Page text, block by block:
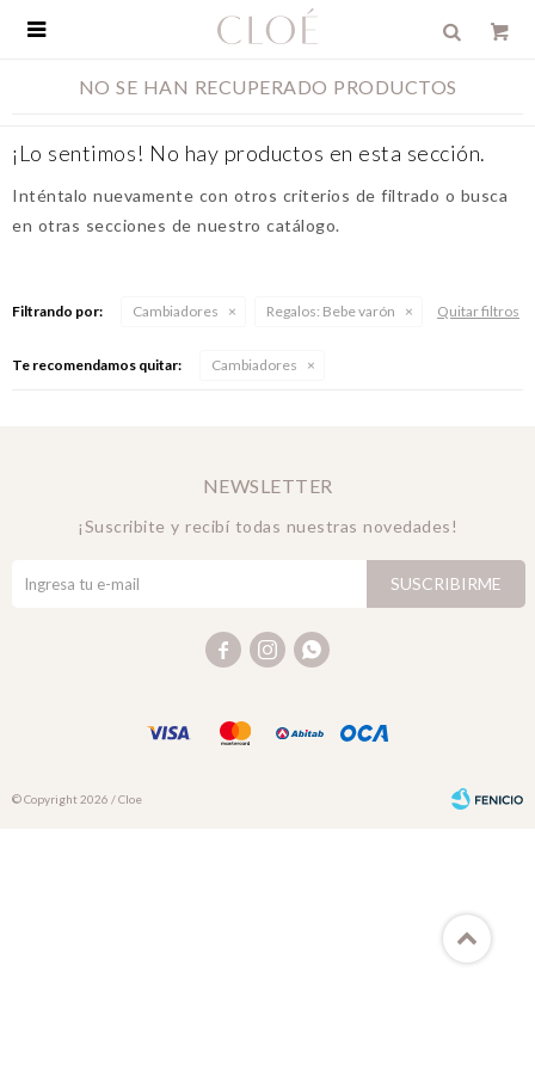

NO SE HAN RECUPERADO PRODUCTOS
¡Lo sentimos! No hay productos en esta sección.
Inténtalo nuevamente con otros criterios de filtrado o busca
en otras secciones de nuestro catálogo.
Filtrando por: Cambiadores Regalos: Bebe varón Quitar filtros
Te recomendamos quitar: Cambiadores
NEWSLETTER
¡Suscribite y recibí todas nuestras novedades!
SUSCRIBIRME
  
© Copyright 2026 / Cloe
Fenicio